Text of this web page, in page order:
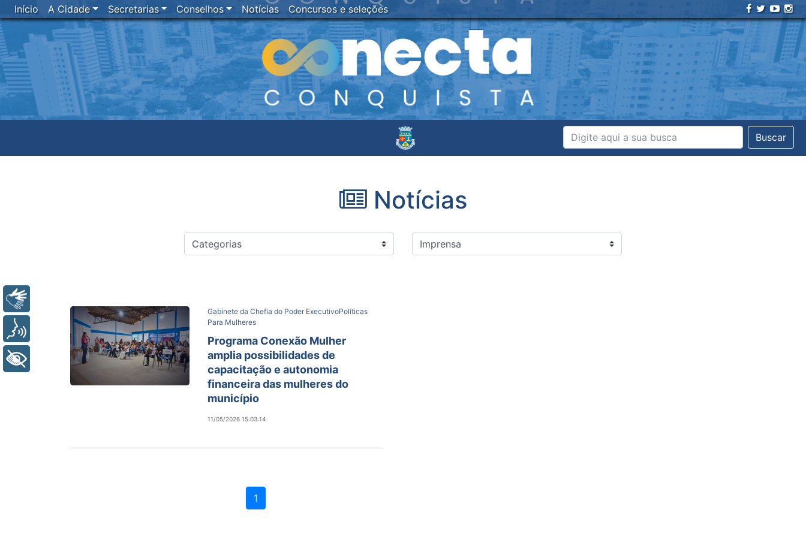
Início A Cidade Secretarias Conselhos Notícias Concursos e seleções
Buscar
Notícias
Gabinete da Chefia do Poder ExecutivoPolíticas
Para Mulheres
Programa Conexão Mulher
amplia possibilidades de
capacitação e autonomia
financeira das mulheres do
município
11/05/2026 15:03:14
1
+ Acessibilidade